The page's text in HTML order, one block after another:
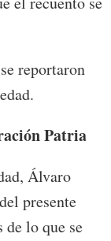
reportaron
Patria
Álvaro
presente
lo que se